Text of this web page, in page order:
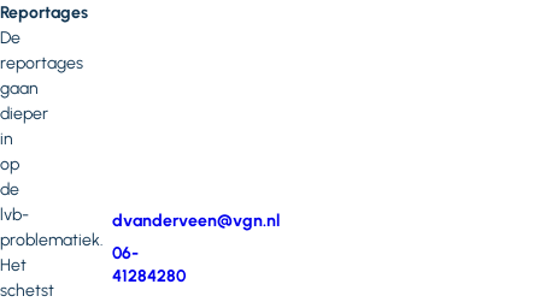
Reportages
De
reportages
gaan
dieper
in
op
de
lvb-
problematiek.
Het
schetst
contact
met
mail
dvanderveen@vgn.nl
Telefoonnummer
06-
41284280